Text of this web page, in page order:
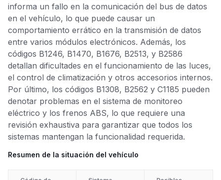
informa un fallo en la comunicación del bus de datos
en el vehículo, lo que puede causar un
comportamiento errático en la transmisión de datos
entre varios módulos electrónicos. Además, los
códigos B1246, B1470, B1676, B2513, y B2586
detallan dificultades en el funcionamiento de las luces,
el control de climatización y otros accesorios internos.
Por último, los códigos B1308, B2562 y C1185 pueden
denotar problemas en el sistema de monitoreo
eléctrico y los frenos ABS, lo que requiere una
revisión exhaustiva para garantizar que todos los
sistemas mantengan la funcionalidad requerida.
Resumen de la situación del vehículo